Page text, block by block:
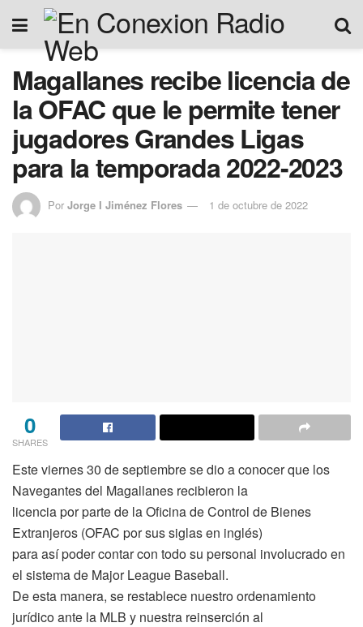
Magallanes recibe licencia de
la OFAC que le permite tener
jugadores Grandes Ligas
para la temporada 2022-2023
Por Jorge I Jiménez Flores 1 de octubre de 2022
0
SHARES
Este viernes 30 de septiembre se dio a conocer que los
Navegantes del Magallanes recibieron la
licencia por parte de la Oficina de Control de Bienes
Extranjeros (OFAC por sus siglas en inglés)
para así poder contar con todo su personal involucrado en
el sistema de Major League Baseball.
De esta manera, se restablece nuestro ordenamiento
jurídico ante la MLB y nuestra reinserción al